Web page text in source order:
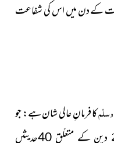
کے دن میں اس کی شفاعت
کا فرمانِ عالی شان ہے:جو
تک پہنچانے کے لئے دین کے متعلّق 40حدیثیں